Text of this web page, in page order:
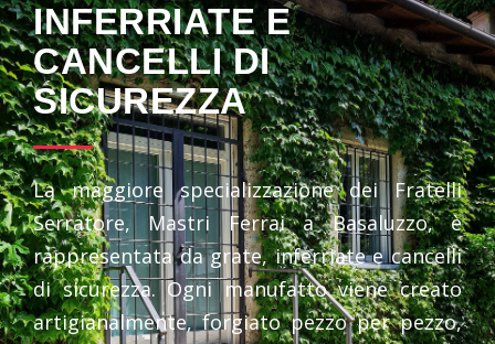
INFERRIATE E
CANCELLI DI
SICUREZZA
La maggiore specializzazione dei Fratelli
Serratore, Mastri Ferrai a Basaluzzo, è
rappresentata da grate, inferriate e cancelli
di sicurezza. Ogni manufatto viene creato
artigianalmente, forgiato pezzo per pezzo,